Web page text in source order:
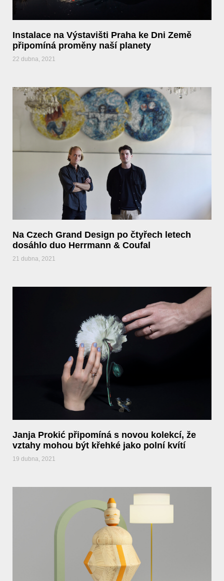
Instalace na Výstavišti Praha ke Dni Země
připomíná proměny naší planety
22 dubna, 2021
Na Czech Grand Design po čtyřech letech
dosáhlo duo Herrmann & Coufal
21 dubna, 2021
Janja Prokić připomíná s novou kolekcí, že
vztahy mohou být křehké jako polní kvítí
19 dubna, 2021